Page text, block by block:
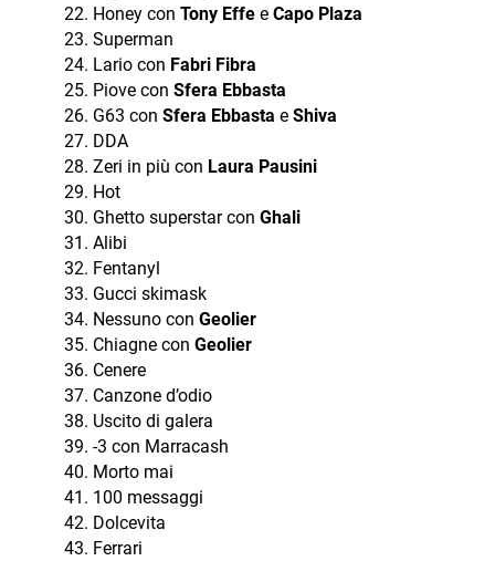
Honey con Tony EffeeCapo Plaza
Superman
Lario con Fabri Fibra
Piove con Sfera Ebbasta
G63 con Sfera Ebbasta e Shiva
DDA
Zeri in più con Laura Pausini
Hot
Ghetto superstar con Ghali
Alibi
Fentanyl
Gucci skimask
Nessuno con Geolier
Chiagne con Geolier
Cenere
Canzone d’odio
Uscito di galera
-3 con Marracash
Morto mai
100 messaggi
Dolcevita
Ferrari